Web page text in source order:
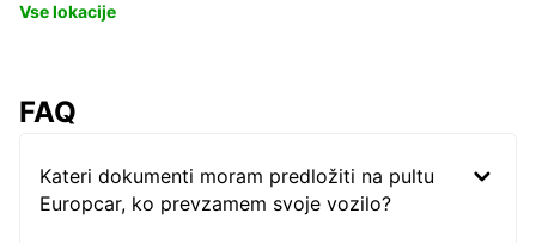
Vse lokacije
FAQ
Kateri dokumenti moram predložiti na pultu
Europcar, ko prevzamem svoje vozilo?